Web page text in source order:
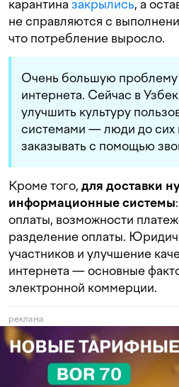
карантина закрылись, а
не справляются с
что потребление выросло.
Очень большую проблему
интернета. Сейчас в
улучшить культуру
системами — люди до сих
заказывать с помощью
Кроме того, для доставки
информационные системы
оплаты, возможности
разделение оплаты.
участников и улучшение
интернета — основные
электронной коммерции.
реклама